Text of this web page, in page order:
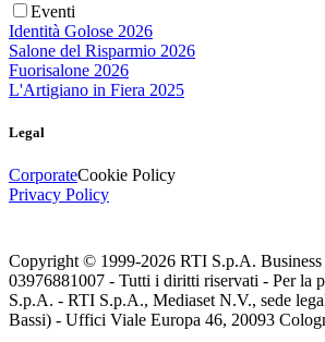
Eventi
Identità Golose 2026
Salone del Risparmio 2026
Fuorisalone 2026
L'Artigiano in Fiera 2025
Legal
CorporateCookie Policy
Privacy Policy
Copyright © 1999-2026 RTI S.p.A.
03976881007 - Tutti i diritti riservati - Per la
S.p.A. - RTI S.p.A., Mediaset N.V., sede
Bassi) - Uffici Viale Europa 46, 20093